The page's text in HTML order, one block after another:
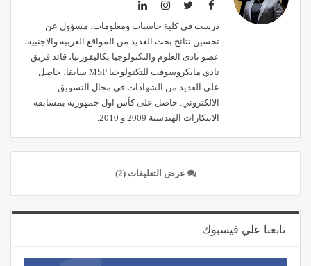
درست في كلية حاسبات ومعلومات، مسؤول عن
تحسين نتائج بحث العديد من المواقع العربية والاجنبية،
عضو نادى العلوم والتكنولوجيا بكاليفورنيا، قائد فريق
نادي مايكروسوفت للتكنولوجيا MSP سابقا، حاصل
على العديد من الشهادات فى مجال التسويق
الالكتروني. حاصل على كأس اول جمهورية بمسابقة
الابتكارات الهندسية 2009 و 2010.
عرض التعليقات (2)
تابعنا علي فيسبوك